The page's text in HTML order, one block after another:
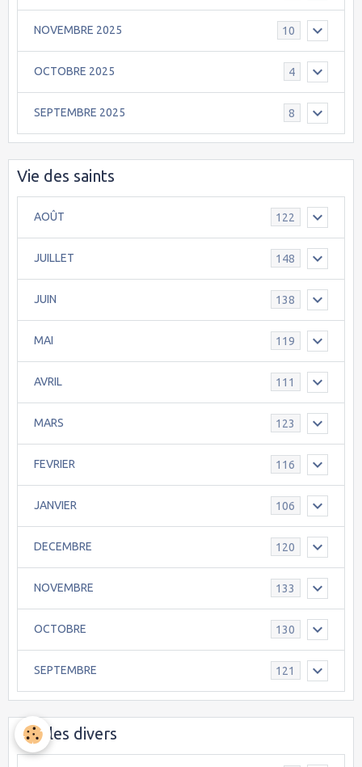
NOVEMBRE 2025 10
OCTOBRE 2025 4
SEPTEMBRE 2025 8
Vie des saints
AOÛT 122
JUILLET 148
JUIN 138
MAI 119
AVRIL 111
MARS 123
FEVRIER 116
JANVIER 106
DECEMBRE 120
NOVEMBRE 133
OCTOBRE 130
SEPTEMBRE 121
articles divers